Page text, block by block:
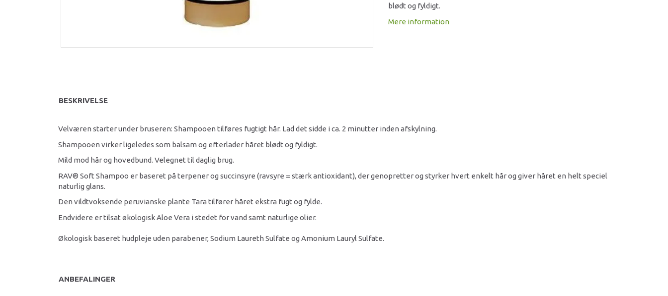
blødt og fyldigt.
Mere information
BESKRIVELSE
Velværen starter under bruseren: Shampooen tilføres fugtigt hår. Lad det sidde i ca. 2 minutter inden afskylning.
Shampooen virker ligeledes som balsam og efterlader håret blødt og fyldigt.
Mild mod hår og hovedbund. Velegnet til daglig brug.
RAV® Soft Shampoo er baseret på terpener og succinsyre (ravsyre = stærk antioxidant), der genopretter og styrker hvert enkelt hår og giver håret en helt speciel
naturlig glans.
Den vildtvoksende peruvianske plante Tara tilfører håret ekstra fugt og fylde.
Endvidere er tilsat økologisk Aloe Vera i stedet for vand samt naturlige olier.
Økologisk baseret hudpleje uden parabener, Sodium Laureth Sulfate og Amonium Lauryl Sulfate.
ANBEFALINGER